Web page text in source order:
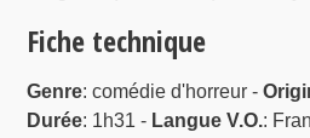
Fiche technique
Genre: comédie d'horreur -
Durée: 1h31 - Langue V.O.: